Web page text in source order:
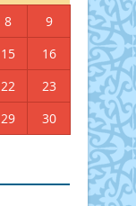
8
9
15
16
22
23
29
30